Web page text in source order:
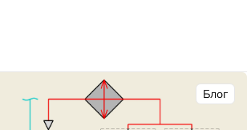
Блог